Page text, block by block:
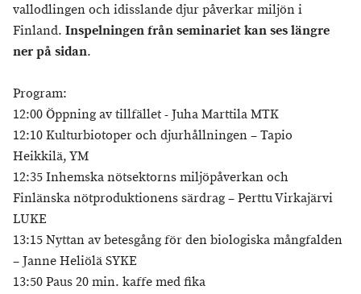
vallodlingen och idisslande djur påverkar miljön i
Finland. Inspelningen från seminariet kan ses längre
ner på sidan.
Program:
12:00 Öppning av tillfället - Juha Marttila MTK
12:10 Kulturbiotoper och djurhållningen – Tapio
Heikkilä, YM
12:35 Inhemska nötsektorns miljöpåverkan och
Finlänska nötproduktionens särdrag – Perttu Virkajärvi
LUKE
13:15 Nyttan av betesgång för den biologiska mångfalden
– Janne Heliölä SYKE
13:50 Paus 20 min. kaffe med fika